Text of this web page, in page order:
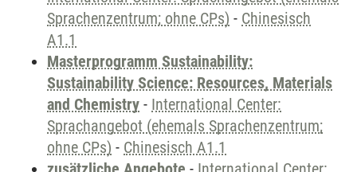
Sprachenzentrum; ohne CPs) - Chinesisch
A1.1
Masterprogramm Sustainability:
Sustainability Science: Resources, Materials
and Chemistry - International Center:
Sprachangebot (ehemals Sprachenzentrum;
ohne CPs) - Chinesisch A1.1